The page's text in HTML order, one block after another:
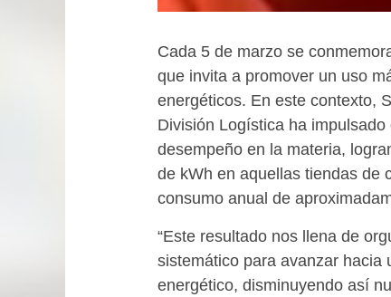
Cada 5 de marzo se
que invita a promover un uso
energéticos. En este contexto,
División Logística ha
desempeño en la materia,
de kWh en aquellas tiendas de
consumo anual de
“Este resultado nos llena de
sistemático para avanzar hacia
energético, disminuyendo así